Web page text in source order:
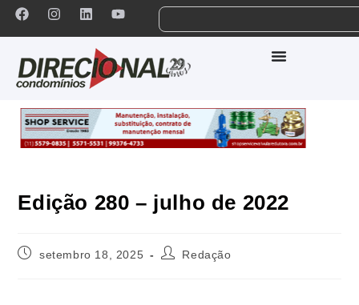
Edição 280 – julho de 2022
setembro 18, 2025 Redação